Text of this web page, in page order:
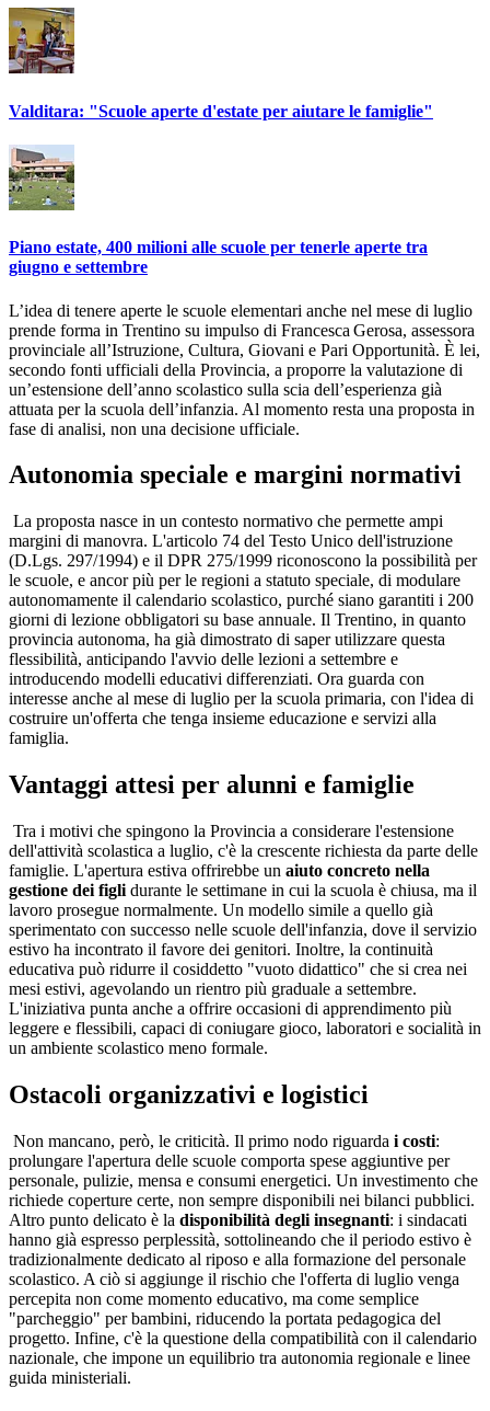
Valditara: "Scuole aperte d'estate per aiutare le famiglie"
Piano estate, 400 milioni alle scuole per tenerle aperte tra
giugno e settembre
L’idea di tenere aperte le scuole elementari anche nel mese di luglio
prende forma in Trentino su impulso di Francesca Gerosa, assessora
provinciale all’Istruzione, Cultura, Giovani e Pari Opportunità. È lei,
secondo fonti ufficiali della Provincia, a proporre la valutazione di
un’estensione dell’anno scolastico sulla scia dell’esperienza già
attuata per la scuola dell’infanzia. Al momento resta una proposta in
fase di analisi, non una decisione ufficiale.
Autonomia speciale e margini normativi
La proposta nasce in un contesto normativo che permette ampi
margini di manovra. L'articolo 74 del Testo Unico dell'istruzione
(D.Lgs. 297/1994) e il DPR 275/1999 riconoscono la possibilità per
le scuole, e ancor più per le regioni a statuto speciale, di modulare
autonomamente il calendario scolastico, purché siano garantiti i 200
giorni di lezione obbligatori su base annuale. Il Trentino, in quanto
provincia autonoma, ha già dimostrato di saper utilizzare questa
flessibilità, anticipando l'avvio delle lezioni a settembre e
introducendo modelli educativi differenziati. Ora guarda con
interesse anche al mese di luglio per la scuola primaria, con l'idea di
costruire un'offerta che tenga insieme educazione e servizi alla
famiglia.
Vantaggi attesi per alunni e famiglie
Tra i motivi che spingono la Provincia a considerare l'estensione
dell'attività scolastica a luglio, c'è la crescente richiesta da parte delle
famiglie. L'apertura estiva offrirebbe un aiuto concreto nella
gestione dei figli durante le settimane in cui la scuola è chiusa, ma il
lavoro prosegue normalmente. Un modello simile a quello già
sperimentato con successo nelle scuole dell'infanzia, dove il servizio
estivo ha incontrato il favore dei genitori. Inoltre, la continuità
educativa può ridurre il cosiddetto "vuoto didattico" che si crea nei
mesi estivi, agevolando un rientro più graduale a settembre.
L'iniziativa punta anche a offrire occasioni di apprendimento più
leggere e flessibili, capaci di coniugare gioco, laboratori e socialità in
un ambiente scolastico meno formale.
Ostacoli organizzativi e logistici
Non mancano, però, le criticità. Il primo nodo riguarda i costi:
prolungare l'apertura delle scuole comporta spese aggiuntive per
personale, pulizie, mensa e consumi energetici. Un investimento che
richiede coperture certe, non sempre disponibili nei bilanci pubblici.
Altro punto delicato è la disponibilità degli insegnanti: i sindacati
hanno già espresso perplessità, sottolineando che il periodo estivo è
tradizionalmente dedicato al riposo e alla formazione del personale
scolastico. A ciò si aggiunge il rischio che l'offerta di luglio venga
percepita non come momento educativo, ma come semplice
"parcheggio" per bambini, riducendo la portata pedagogica del
progetto. Infine, c'è la questione della compatibilità con il calendario
nazionale, che impone un equilibrio tra autonomia regionale e linee
guida ministeriali.